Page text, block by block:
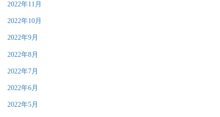
2022年11月
2022年10月
2022年9月
2022年8月
2022年7月
2022年6月
2022年5月